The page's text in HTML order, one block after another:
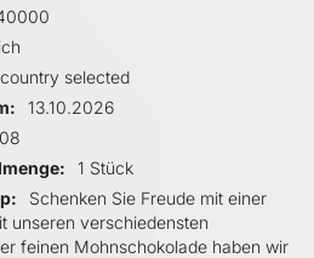
selected
13.10.2026
1 Stück
Schenken Sie Freude mit einer
unseren verschiedensten
feinen Mohnschokolade haben wir